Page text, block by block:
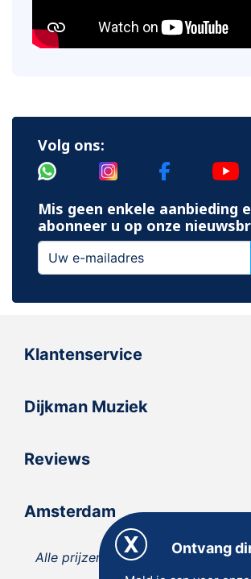
Volg ons:
Mis geen enkele aanbieding
abonneer u op onze
Klantenservice
Dijkman Muziek
Reviews
Amsterdam
Alle prijzen zijn inclusief 21% BTW,
Ontvang